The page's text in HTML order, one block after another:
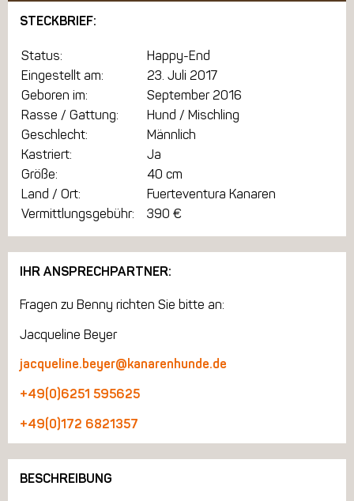
STECKBRIEF:
Status:
Happy-End
Eingestellt am:
23. Juli 2017
Geboren im:
September 2016
Rasse / Gattung:
Hund / Mischling
Geschlecht:
Männlich
Kastriert:
Ja
Größe:
40 cm
Land / Ort:
Fuerteventura Kanaren
Vermittlungsgebühr:
390 €
IHR ANSPRECHPARTNER:
Fragen zu Benny richten Sie bitte an:
Jacqueline Beyer
jacqueline.beyer@kanarenhunde.de
+49(0)6251 595625
+49(0)172 6821357
BESCHREIBUNG